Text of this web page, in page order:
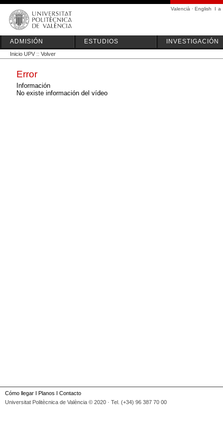
Valencià · English I a
ADMISIÓN ESTUDIOS INVESTIGACIÓN
Inicio UPV :: Volver
Error
Información
No existe información del vídeo
Cómo llegar I Planos I Contacto
Universitat Politècnica de València © 2020 · Tel. (+34) 96 387 70 00